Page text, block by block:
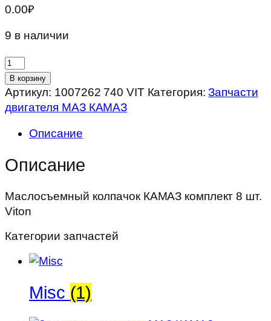
0.00₽
9 в наличии
Количество
товара
Маслосъемный
колпачок
комплект
шт.
В корзину
Артикул: 1007262 740 VIT Категория:Запчасти
двигателя МАЗ КАМАЗ
Описание
Описание
Маслосъемный колпачок КАМАЗ комплект 8 шт.
Viton
Категории запчастей
Misc (1)